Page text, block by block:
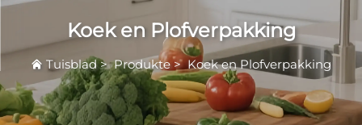
Koek en Plofverpakking
Tuisblad>Produkte>Koek en Plofverpakking